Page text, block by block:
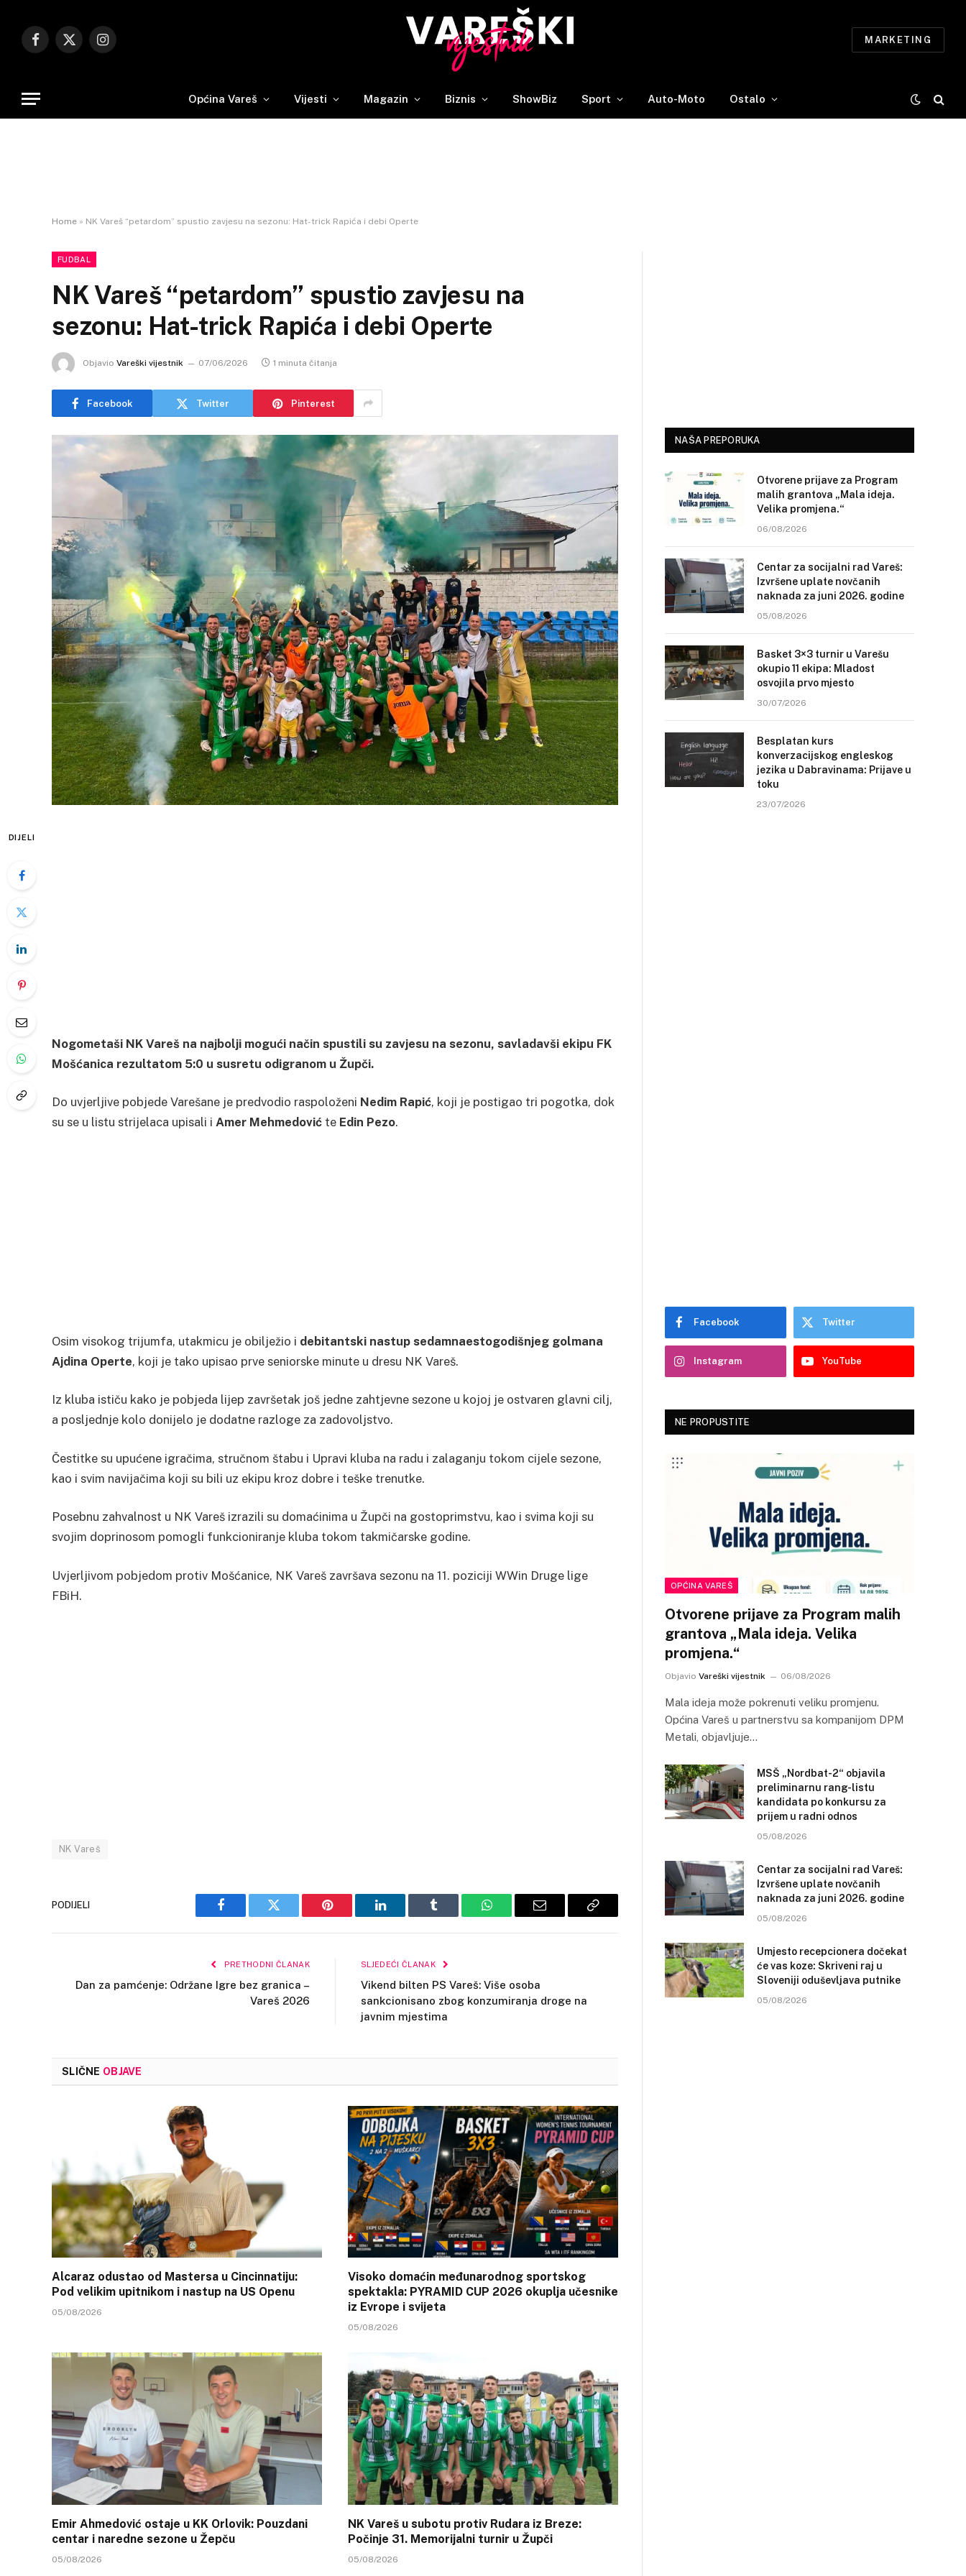
Facebook
X
Instagram
MARKETING
Općina Vareš Vijesti Magazin Biznis ShowBiz Sport Auto-Moto Ostalo
Home » NK Vareš “petardom” spustio zavjesu na sezonu: Hat-trick Rapića i debi Operte
FUDBAL
NK Vareš “petardom” spustio zavjesu na
sezonu: Hat-trick Rapića i debi Operte
Objavio Vareški vijestnik 07/06/2026 1 minuta čitanja
Facebook Twitter Pinterest
DIJELI
Nogometaši NK Vareš na najbolji mogući način spustili su zavjesu na sezonu, savladavši ekipu FK
Mošćanica rezultatom 5:0 u susretu odigranom u Župči.
Do uvjerljive pobjede Varešane je predvodio raspoloženi Nedim Rapić, koji je postigao tri pogotka, dok
su se u listu strijelaca upisali i Amer Mehmedović te Edin Pezo.
Osim visokog trijumfa, utakmicu je obilježio i debitantski nastup sedamnaestogodišnjeg golmana
Ajdina Operte, koji je tako upisao prve seniorske minute u dresu NK Vareš.
Iz kluba ističu kako je pobjeda lijep završetak još jedne zahtjevne sezone u kojoj je ostvaren glavni cilj,
a posljednje kolo donijelo je dodatne razloge za zadovoljstvo.
Čestitke su upućene igračima, stručnom štabu i Upravi kluba na radu i zalaganju tokom cijele sezone,
kao i svim navijačima koji su bili uz ekipu kroz dobre i teške trenutke.
Posebnu zahvalnost u NK Vareš izrazili su domaćinima u Župči na gostoprimstvu, kao i svima koji su
svojim doprinosom pomogli funkcioniranje kluba tokom takmičarske godine.
Uvjerljivom pobjedom protiv Mošćanice, NK Vareš završava sezonu na 11. poziciji WWin Druge lige
FBiH.
NK Vareš
PODIJELI
Facebook Twitter Pinterest LinkedIn Tumblr WhatsAppEmail
Copy
PRETHODNI ČLANAK
Dan za pamćenje: Održane Igre bez granica –
Vareš 2026
SLJEDEĆI ČLANAK
Vikend bilten PS Vareš: Više osoba
sankcionisano zbog konzumiranja droge na
javnim mjestima
SLIČNE OBJAVE
Alcaraz odustao od Mastersa u Cincinnatiju:
Pod velikim upitnikom i nastup na US Openu
05/08/2026
Visoko domaćin međunarodnog sportskog
spektakla: PYRAMID CUP 2026 okuplja učesnike
iz Evrope i svijeta
05/08/2026
Emir Ahmedović ostaje u KK Orlovik: Pouzdani
centar i naredne sezone u Žepču
05/08/2026
NK Vareš u subotu protiv Rudara iz Breze:
Počinje 31. Memorijalni turnir u Župči
05/08/2026
NAŠA PREPORUKA
Otvorene prijave za Program
malih grantova „Mala ideja.
Velika promjena.“
06/08/2026
Centar za socijalni rad Vareš:
Izvršene uplate novčanih
naknada za juni 2026. godine
05/08/2026
Basket 3×3 turnir u Varešu
okupio 11 ekipa: Mladost
osvojila prvo mjesto
30/07/2026
Besplatan kurs
konverzacijskog engleskog
jezika u Dabravinama: Prijave u
toku
23/07/2026
Facebook Twitter
Instagram YouTube
NE PROPUSTITE
OPĆINA VAREŠ
Otvorene prijave za Program malih
grantova „Mala ideja. Velika
promjena.“
Objavio Vareški vijestnik 06/08/2026
Mala ideja može pokrenuti veliku promjenu.
Općina Vareš u partnerstvu sa kompanijom DPM
Metali, objavljuje…
MSŠ „Nordbat-2“ objavila
preliminarnu rang-listu
kandidata po konkursu za
prijem u radni odnos
05/08/2026
Centar za socijalni rad Vareš:
Izvršene uplate novčanih
naknada za juni 2026. godine
05/08/2026
Umjesto recepcionera dočekat
će vas koze: Skriveni raj u
Sloveniji oduševljava putnike
05/08/2026